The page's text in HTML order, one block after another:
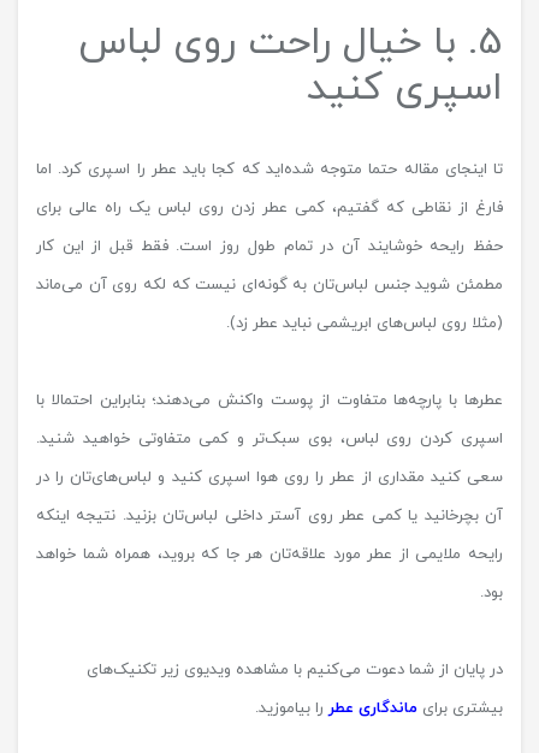
5. با خیال راحت روی لباس
اسپری کنید
تا اینجای مقاله حتما متوجه شده‌اید که کجا باید عطر را اسپری کرد. اما
فارغ از نقاطی که گفتیم، کمی عطر زدن روی لباس یک راه عالی برای
حفظ رایحه خوشایند آن در تمام طول روز است. فقط قبل از این کار
مطمئن شوید جنس لباس‌تان به گونه‌ای نیست که لکه روی آن می‌ماند
(مثلا روی لباس‌های ابریشمی نباید عطر زد).
عطرها با پارچه‌ها متفاوت از پوست واکنش می‌دهند؛ بنابراین احتمالا با
اسپری کردن روی لباس، بوی سبک‌تر و کمی متفاوتی خواهید شنید.
سعی کنید مقداری از عطر را روی هوا اسپری کنید و لباس‌های‌تان را در
آن بچرخانید یا کمی عطر روی آستر داخلی لباس‌تان بزنید. نتیجه اینکه
رایحه ملایمی از عطر مورد علاقه‌تان هر جا که بروید، همراه شما خواهد
بود.
در پایان از شما دعوت می‌کنیم با مشاهده ویدیوی زیر تکنیک‌های
بیشتری برای ماندگاری عطر را بیاموزید.